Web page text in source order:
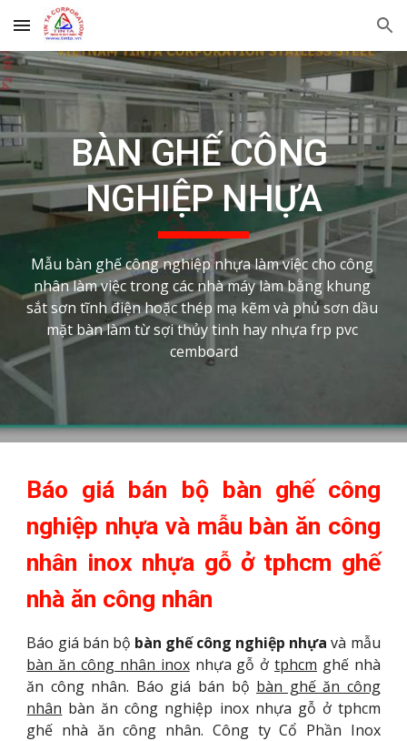
Skip to main content Skip to navigation
BÀN GHẾ CÔNG
NGHIỆP NHỰA
Mẫu bàn ghế công nghiệp nhựa làm việc cho công
nhân làm việc trong các nhà máy làm bằng khung
sắt sơn tĩnh điện hoặc thép mạ kẽm và phủ sơn dầu
mặt bàn làm từ sợi thủy tinh hay nhựa frp pvc
cemboard
Báo giá bán bộ bàn ghế công
nghiệp nhựa và mẫu bàn ăn công
nhân inox nhựa gỗ ở tphcm ghế
nhà ăn công nhân
Báo giá bán bộ bàn ghế công nghiệp nhựa và mẫu
bàn ăn công nhân inoxnhựa gỗ ở tphcm ghế nhà
ăn công nhân. Báo giá bán bộ bàn ghế ăn công
nhân bàn ăn công nghiệp inox nhựa gỗ ở tphcm
ghế nhà ăn công nhân. Công ty Cổ Phần Inox